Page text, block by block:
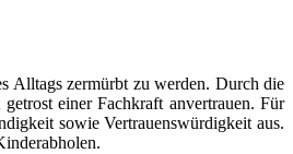
Alltags zermürbt zu werden. Durch die
einer Fachkraft anvertrauen. Für
sowie Vertrauenswürdigkeit aus.